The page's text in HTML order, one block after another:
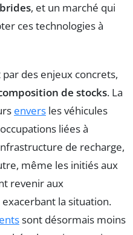
, et un marché qui
ces technologies à
des enjeux concrets,
de stocks. La
envers les véhicules
liées à
de recharge,
même les initiés aux
revenir aux
exacerbant la situation.
sont désormais moins